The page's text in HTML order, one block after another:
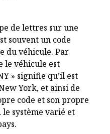
de lettres sur une
souvent un code
du véhicule. Par
le véhicule est
» signifie qu’il est
York, et ainsi de
code et son propre
système varié et